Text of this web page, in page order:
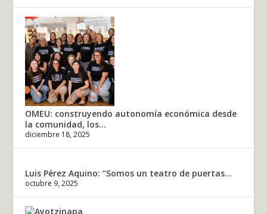
OMEU: construyendo autonomía económica desde
la comunidad, los...
diciembre 18, 2025
Luis Pérez Aquino: “Somos un teatro de puertas...
octubre 9, 2025